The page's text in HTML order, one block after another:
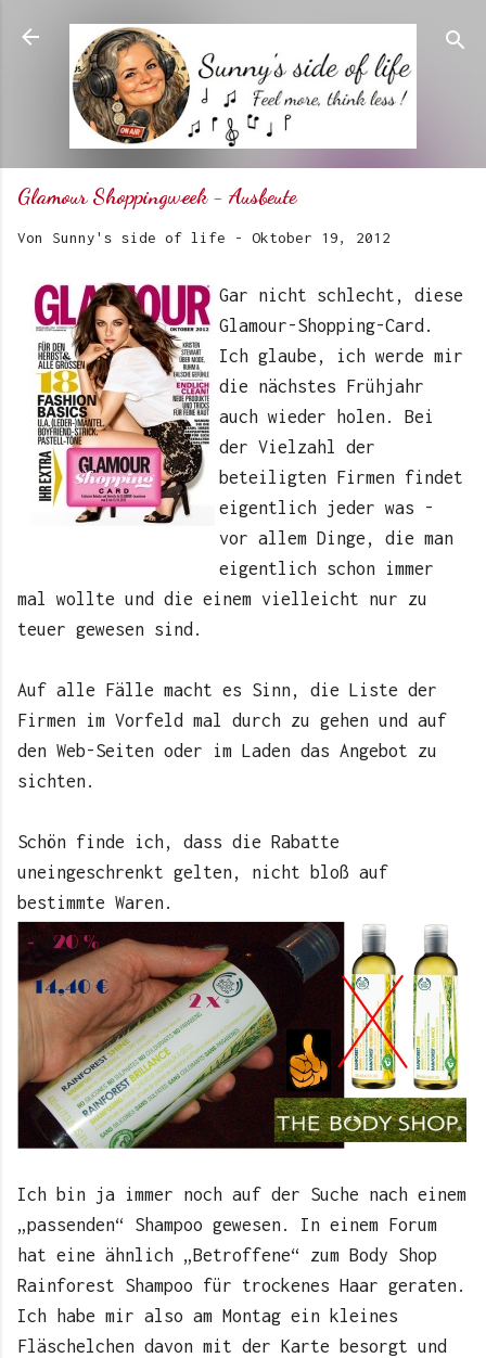
Direkt zum Hauptbereich
Glamour Shoppingweek - Ausbeute
Von Sunny's side of life - Oktober 19, 2012
Gar nicht schlecht, diese
Glamour-Shopping-Card.
Ich glaube, ich werde mir
die nächstes Frühjahr
auch wieder holen. Bei
der Vielzahl der
beteiligten Firmen findet
eigentlich jeder was -
vor allem Dinge, die man
eigentlich schon immer
mal wollte und die einem vielleicht nur zu
teuer gewesen sind.
Auf alle Fälle macht es Sinn, die Liste der
Firmen im Vorfeld mal durch zu gehen und auf
den Web-Seiten oder im Laden das Angebot zu
sichten.
Schön finde ich, dass die Rabatte
uneingeschrenkt gelten, nicht bloß auf
bestimmte Waren.
Ich bin ja immer noch auf der Suche nach einem
„passenden“ Shampoo gewesen. In einem Forum
hat eine ähnlich „Betroffene“ zum Body Shop
Rainforest Shampoo für trockenes Haar geraten.
Ich habe mir also am Montag ein kleines
Fläschelchen davon mit der Karte besorgt und